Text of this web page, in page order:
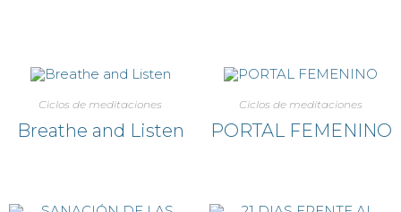
Ciclos de meditaciones
Breathe and Listen
Ciclos de meditaciones
PORTAL FEMENINO